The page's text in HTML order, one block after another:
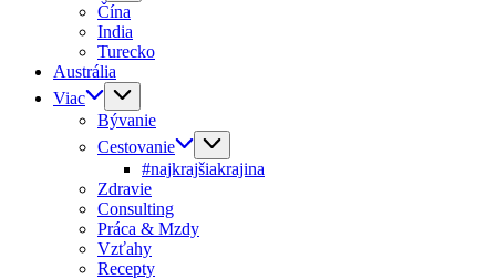
Čína
India
Turecko
Austrália
Viac
Bývanie
Cestovanie
#najkrajšiakrajina
Zdravie
Consulting
Práca & Mzdy
Vzťahy
Recepty